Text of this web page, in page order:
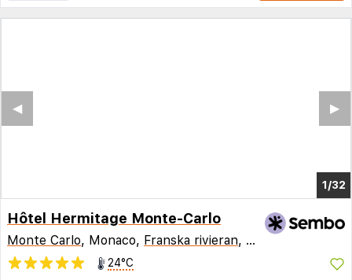
1/28
▶︎
◀︎
Hôtel Hermitage Monte-Carlo
Monte Carlo, Monaco, Franska rivieran, Frankrike
24°C